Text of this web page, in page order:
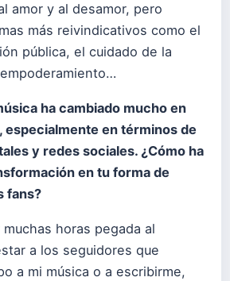
amor y al desamor, pero
más reivindicativos como el
pública, el cuidado de la
ha cambiado mucho en
especialmente en términos de
y redes sociales. ¿Cómo ha
en tu forma de
fans?
horas pegada al
a los seguidores que
a mi música o a escribirme,